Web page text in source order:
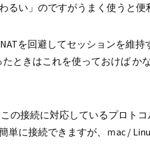
るい」のですがうまく使うと便
を回避してセッションを維
たときはこれを使っておけば か
の接続に対応しているプロトコ
単に接続できますが、ｍac /